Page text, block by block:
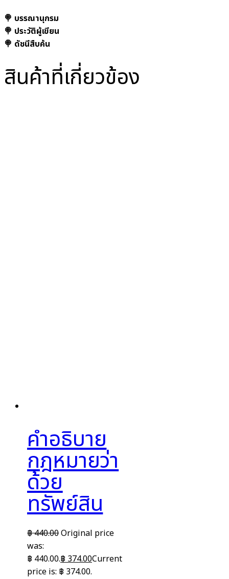
🍭 บรรณานุกรม
🍭 ประวัติผู้เขียน
🍭 ดัชนีสืบค้น
สินค้าที่เกี่ยวข้อง
คำอธิบาย
กฎหมายว่า
ด้วย
ทรัพย์สิน
฿440.00Original price
was:
฿ 440.00.฿374.00Current
price is: ฿ 374.00.